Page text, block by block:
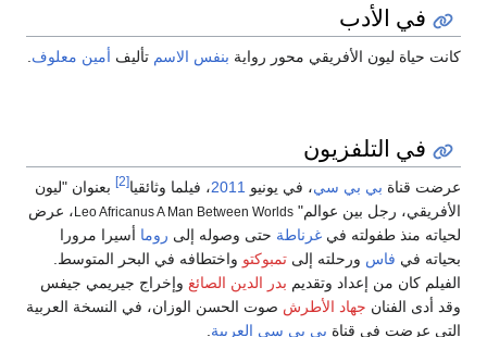
في الأدب
كانت حياة ليون الأفريقي محور رواية بنفس الاسم تأليف أمين معلوف
في التلفزيون
عرضت قناة بي بي سي، في يونيو 2011، فيلما وثائقيا[2]
بعنوان "ليون
الأفريقي، رجل بين عوالم" Leo Africanus A Man Between Worlds ، عرض
لحياته منذ طفولته في غرناطة حتى وصوله إلى روما أسيرا مرورا
بحياته في فاس ورحلته إلى تمبوكتو واختطافه في البحر المتوسط.
الفيلم كان من إعداد وتقديم بدر الدين الصائغ وإخراج جيريمي جيفس
وقد أدى الفنان جهاد الأطرش صوت الحسن الوزان، في النسخة العربية
التي عرضت في قناة بي بي سي العربية.